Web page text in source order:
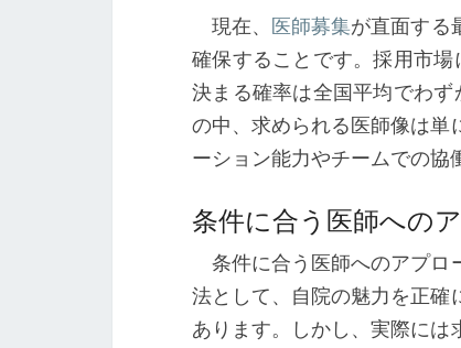
現在、 医師募集が直面する
確保することです。採用市
決まる確率は全国平均でわ
の中、求められる医師像は単
ーション能力やチームでの協
条件に合う医師への
条件に合う医師へのアプロ
法として、自院の魅力を正確
あります。しかし、実際に